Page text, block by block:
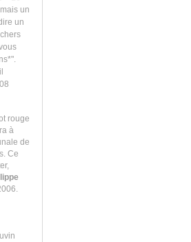
un
un
rouge
à
de
Ce